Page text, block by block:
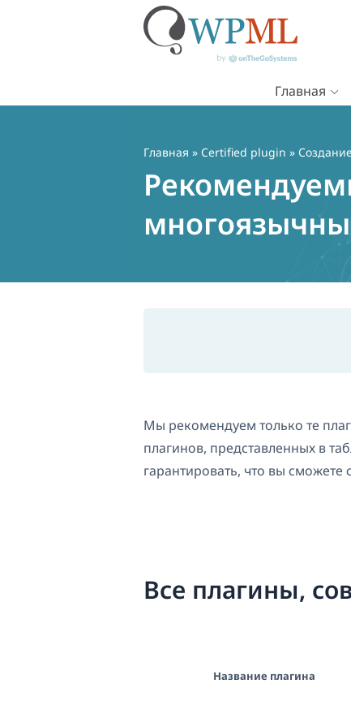
Главная
Главная » Certified plugin »
Мы рекомендуем только те
плагинов, представленных в
гарантировать, что вы
Все плагины,
Название плагина